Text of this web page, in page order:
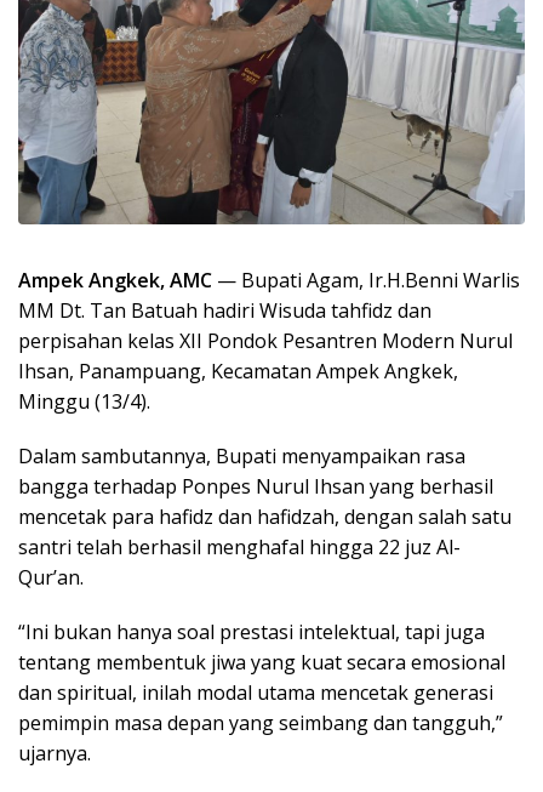
Ampek Angkek, AMC — Bupati Agam, Ir.H.Benni Warlis
MM Dt. Tan Batuah hadiri Wisuda tahfidz dan
perpisahan kelas XII Pondok Pesantren Modern Nurul
Ihsan, Panampuang, Kecamatan Ampek Angkek,
Minggu (13/4).
Dalam sambutannya, Bupati menyampaikan rasa
bangga terhadap Ponpes Nurul Ihsan yang berhasil
mencetak para hafidz dan hafidzah, dengan salah satu
santri telah berhasil menghafal hingga 22 juz Al-
Qur’an.
“Ini bukan hanya soal prestasi intelektual, tapi juga
tentang membentuk jiwa yang kuat secara emosional
dan spiritual, inilah modal utama mencetak generasi
pemimpin masa depan yang seimbang dan tangguh,”
ujarnya.